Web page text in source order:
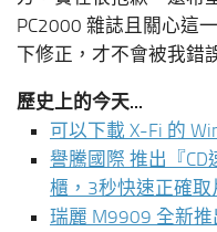
PC2000 雜誌且關心這
下修正，才不會被我錯
歷史上的今天...
可以下載 X-Fi 的
譽騰國際 推出『CD
櫃，3秒快速正確取
瑞麗 M9909 全新推